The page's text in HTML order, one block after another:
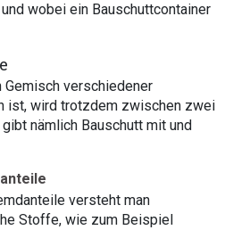
wobei ein Bauschuttcontainer
Gemisch verschiedener
ist, wird trotzdem zwischen zwei
nämlich Bauschutt mit und
versteht man
Stoffe, wie zum Beispiel